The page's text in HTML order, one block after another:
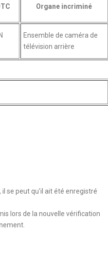
Organe incriminé
Ensemble de caméra de
télévision arrière
il se peut qu'il ait été enregistré
lors de la nouvelle vérification